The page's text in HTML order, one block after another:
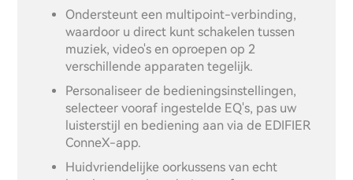
Ondersteunt een multipoint-verbinding,
waardoor u direct kunt schakelen tussen
muziek, video's en oproepen op 2
verschillende apparaten tegelijk.
Personaliseer de bedieningsinstellingen,
selecteer vooraf ingestelde EQ's, pas uw
luisterstijl en bediening aan via de EDIFIER
ConneX-app.
Huidvriendelijke oorkussens van echt